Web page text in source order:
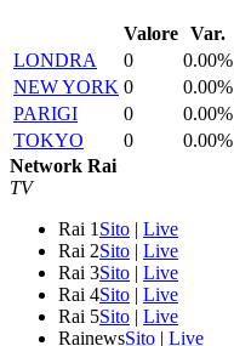
Valore Var.
LONDRA
0
0.00%
NEW YORK 0
0.00%
PARIGI
0
0.00%
TOKYO
0
0.00%
Network Rai
TV
Rai 1 Sito | Live
Rai 2Sito | Live
Rai 3Sito | Live
Rai 4Sito | Live
Rai 5Sito | Live
RainewsSito | Live